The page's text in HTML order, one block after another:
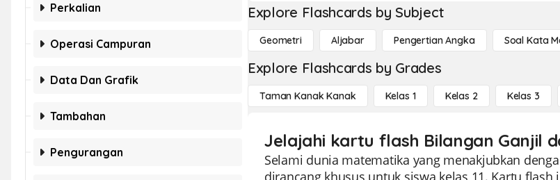
Perkalian
Operasi Campuran
Data Dan Grafik
Tambahan
Pengurangan
Explore Flashcards by Subject
Geometri Aljabar Pengertian Angka Soal Kata
Explore Flashcards by Grades
Taman Kanak Kanak Kelas 1 Kelas 2 Kelas 3
Jelajahi kartu flash Bilangan Ganjil
Selami dunia matematika yang menakjubkan
dirancang khusus untuk siswa kelas 11. Kartu